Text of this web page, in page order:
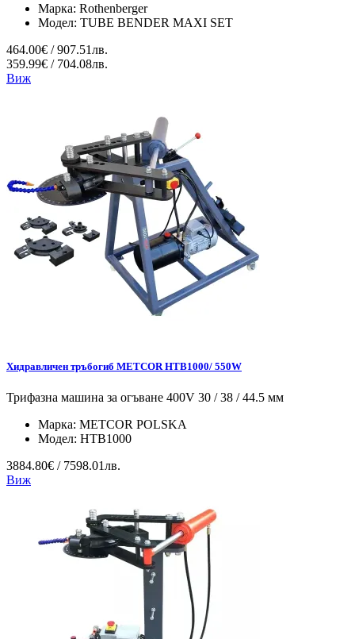
Марка: Rothenberger
Модел: TUBE BENDER MAXI SET
464.00€ / 907.51лв.
359.99€ / 704.08лв.
Виж
Хидравличен тръбогиб METCOR HTB1000/ 550W
Трифазна машина за огъване 400V 30 / 38 / 44.5 мм
Марка: METCOR POLSKA
Модел: HTB1000
3884.80€ / 7598.01лв.
Виж